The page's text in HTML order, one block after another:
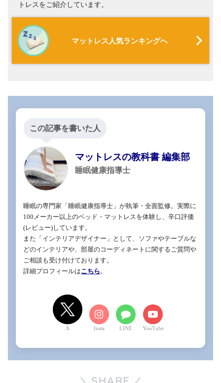
トレスをご紹介しています。
マットレス人気ランキングへ
この記事を書いた人
マットレスの教科書 編集部
睡眠健康指導士
睡眠の専門家「睡眠健康指導士」が執筆・全面監修。実際に
100メーカー以上のベッド・マットレスを体験し、辛口評価
(レビュー)しています。
また「インテリアデザイナー」として、ソファやテーブルな
どのインテリアや、部屋のコーディネートに関するご質問や
ご相談も受け付けております。
詳細プロフィールはこちら 。
X LINE YouTube